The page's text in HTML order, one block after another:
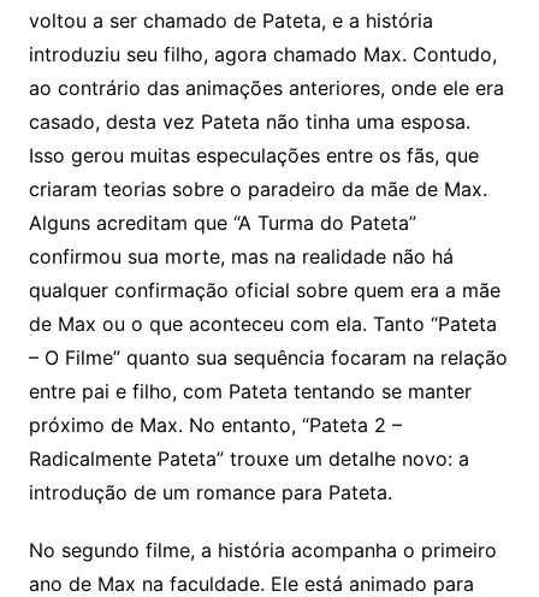
voltou a ser chamado de Pateta, e a história
introduziu seu filho, agora chamado Max. Contudo,
ao contrário das animações anteriores, onde ele era
casado, desta vez Pateta não tinha uma esposa.
Isso gerou muitas especulações entre os fãs, que
criaram teorias sobre o paradeiro da mãe de Max.
Alguns acreditam que “A Turma do Pateta”
confirmou sua morte, mas na realidade não há
qualquer confirmação oficial sobre quem era a mãe
de Max ou o que aconteceu com ela. Tanto “Pateta
– O Filme” quanto sua sequência focaram na relação
entre pai e filho, com Pateta tentando se manter
próximo de Max. No entanto, “Pateta 2 –
Radicalmente Pateta” trouxe um detalhe novo: a
introdução de um romance para Pateta.
No segundo filme, a história acompanha o primeiro
ano de Max na faculdade. Ele está animado para